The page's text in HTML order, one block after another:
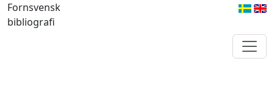
Fornsvensk
bibliografi